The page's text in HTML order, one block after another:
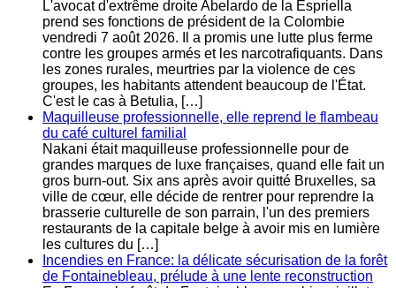
L'avocat d'extrême droite Abelardo de la Espriella
prend ses fonctions de président de la Colombie
vendredi 7 août 2026. Il a promis une lutte plus ferme
contre les groupes armés et les narcotrafiquants. Dans
les zones rurales, meurtries par la violence de ces
groupes, les habitants attendent beaucoup de l'État.
C'est le cas à Betulia, […]
Maquilleuse professionnelle, elle reprend le flambeau
du café culturel familial
Nakani était maquilleuse professionnelle pour de
grandes marques de luxe françaises, quand elle fait un
gros burn-out. Six ans après avoir quitté Bruxelles, sa
ville de cœur, elle décide de rentrer pour reprendre la
brasserie culturelle de son parrain, l'un des premiers
restaurants de la capitale belge à avoir mis en lumière
les cultures du […]
Incendies en France: la délicate sécurisation de la forêt
de Fontainebleau, prélude à une lente reconstruction